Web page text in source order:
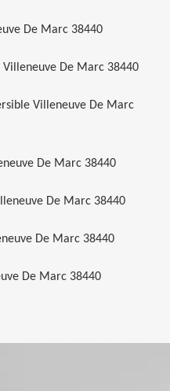
De Marc 38440
De Marc 38440
Villeneuve De Marc
De Marc 38440
De Marc 38440
De Marc 38440
De Marc 38440